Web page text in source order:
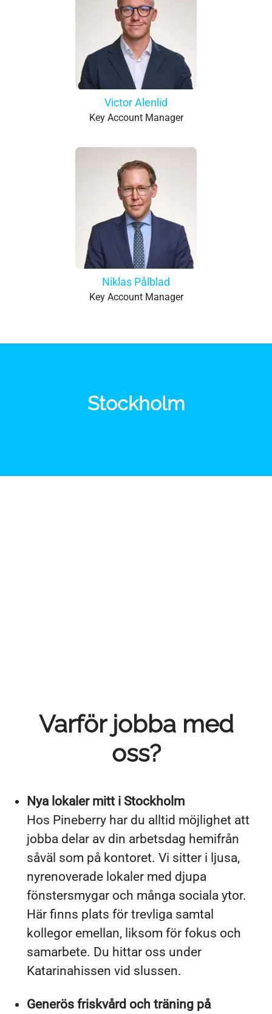
Victor Alenlid
Key Account Manager
Niklas Pålblad
Key Account Manager
Stockholm
Varför jobba med
oss?
Nya lokaler mitt i Stockholm
Hos Pineberry har du alltid möjlighet att
jobba delar av din arbetsdag hemifrån
såväl som på kontoret. Vi sitter i ljusa,
nyrenoverade lokaler med djupa
fönstersmygar och många sociala ytor.
Här finns plats för trevliga samtal
kollegor emellan, liksom för fokus och
samarbete. Du hittar oss under
Katarinahissen vid slussen.
Generös friskvård och träning på